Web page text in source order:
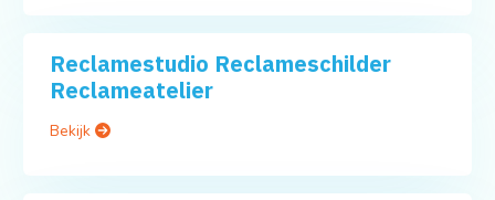
Reclamestudio Reclameschilder
Reclameatelier
Bekijk